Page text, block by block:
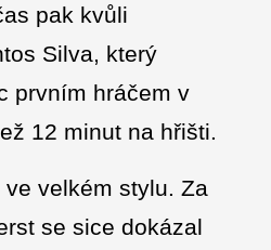
pak kvůli
Silva, který
prvním hráčem v
12 minut na hřišti.
velkém stylu. Za
se sice dokázal